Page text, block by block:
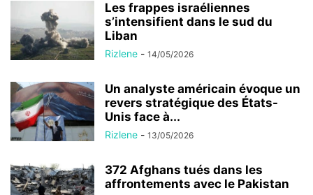
Les frappes israéliennes
s’intensifient dans le sud du
Liban
Rizlene - 14/05/2026
Un analyste américain évoque un
revers stratégique des États-
Unis face à...
Rizlene - 13/05/2026
372 Afghans tués dans les
affrontements avec le Pakistan